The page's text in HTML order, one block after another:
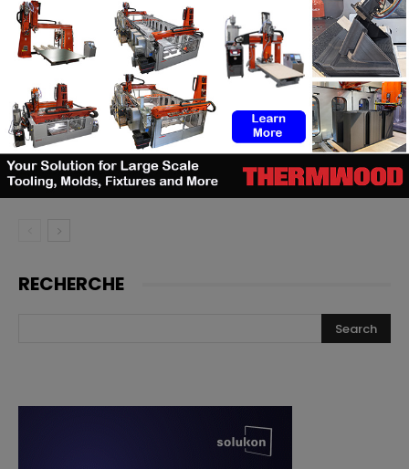
TE Connectivity mise sur
l’impression 3D pour la fabrication
de cathéters
Le bon moment en FA : quand les
fabricants de machines doivent
lancer, et quand les utilisateurs
doivent investir
RECHERCHE